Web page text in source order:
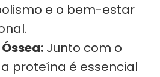
e o bem-estar
Junto com o
proteína é essencial